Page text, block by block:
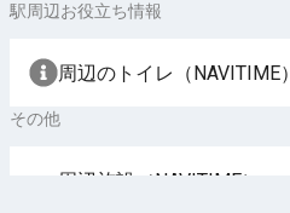
駅周辺お役立ち情報
周辺のトイレ（NAVITIME）
その他
周辺施設（NAVITIME）